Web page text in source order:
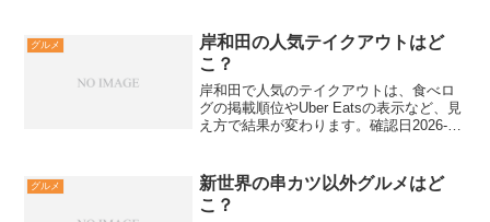
グルメ
岸和田の人気テイクアウトはど
こ？
岸和田で人気のテイクアウトは、食べロ
グの掲載順位やUber Eatsの表示など、見
え方で結果が変わります。確認日2026-
し方をまとめます。岸和田のテイクアウ
トで...
グルメ
新世界の串カツ以外グルメはど
こ？